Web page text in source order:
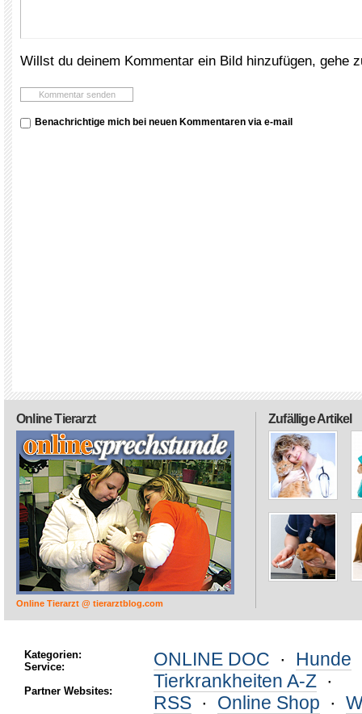
Willst du deinem Kommentar ein Bild hinzufügen, gehe
Benachrichtige mich bei neuen Kommentaren via e-mail
Zufällige Artikel
Online Tierarzt
Online Tierarzt @ tierarztblog.com
Kategorien:
Service:
Partner Websites:
ONLINE DOC · Hunde
Tierkrankheiten A-Z ·
RSS · Online Shop ·